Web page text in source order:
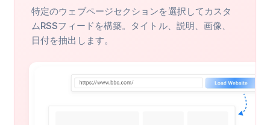
特定のウェブページセクションを選択してカスタ
ムRSSフィードを構築。タイトル、説明、画像、
日付を抽出します。